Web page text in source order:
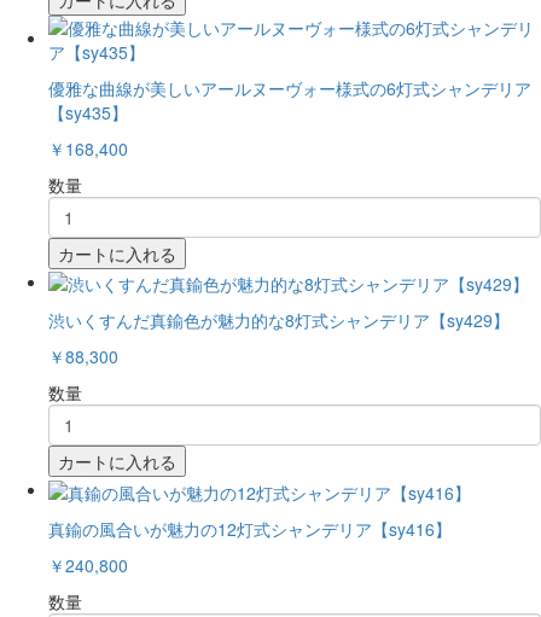
優雅な曲線が美しいアールヌーヴォー様式の6灯式シャンデリア
【sy435】
￥168,400
数量
カートに入れる
渋いくすんだ真鍮色が魅力的な8灯式シャンデリア【sy429】
￥88,300
数量
カートに入れる
真鍮の風合いが魅力の12灯式シャンデリア【sy416】
￥240,800
数量